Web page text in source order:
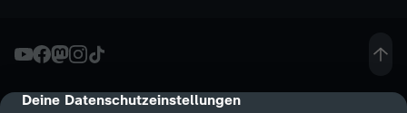
cmp-dialog-description
Deine Datenschutzeinstellungen
s
t